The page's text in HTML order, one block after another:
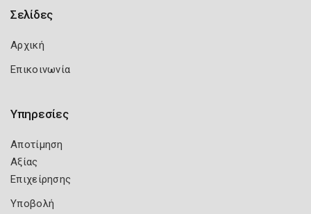
Σελίδες
Αρχική
Επικοινωνία
Υπηρεσίες
Αποτίμηση
Αξίας
Επιχείρησης
Υποβολή